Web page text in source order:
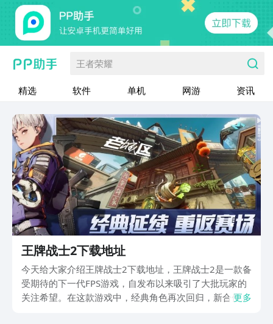
王者荣耀
精选 软件 单机 网游 资讯
王牌战士2下载地址
今天给大家介绍王牌战士2下载地址，王牌战士2是一款备
受期待的下一代FPS游戏，自发布以来吸引了大批玩家的
关注希望。在这款游戏中，经典角色再次回归，新合作方
更多